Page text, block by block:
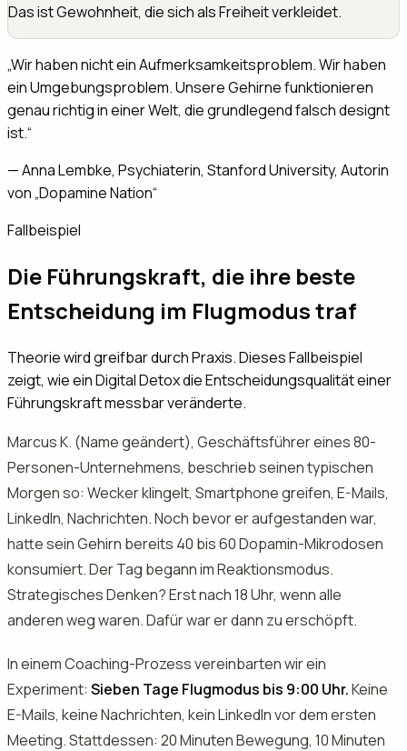
Das ist Gewohnheit, die sich als Freiheit verkleidet.
„Wir haben nicht ein Aufmerksamkeitsproblem. Wir haben
ein Umgebungsproblem. Unsere Gehirne funktionieren
genau richtig in einer Welt, die grundlegend falsch designt
ist.“
—Anna Lembke, Psychiaterin, Stanford University, Autorin
von „Dopamine Nation“
Fallbeispiel
Die Führungskraft, die ihre beste
Entscheidung im Flugmodus traf
Theorie wird greifbar durch Praxis. Dieses Fallbeispiel
zeigt, wie ein Digital Detox die Entscheidungsqualität einer
Führungskraft messbar veränderte.
Marcus K. (Name geändert), Geschäftsführer eines 80-
Personen-Unternehmens, beschrieb seinen typischen
Morgen so: Wecker klingelt, Smartphone greifen, E-Mails,
LinkedIn, Nachrichten. Noch bevor er aufgestanden war,
hatte sein Gehirn bereits 40 bis 60 Dopamin-Mikrodosen
konsumiert. Der Tag begann im Reaktionsmodus.
Strategisches Denken? Erst nach 18 Uhr, wenn alle
anderen weg waren. Dafür war er dann zu erschöpft.
In einem Coaching-Prozess vereinbarten wir ein
Experiment: Sieben Tage Flugmodus bis 9:00 Uhr.Keine
E-Mails, keine Nachrichten, kein LinkedIn vor dem ersten
Meeting. Stattdessen: 20 Minuten Bewegung, 10 Minuten